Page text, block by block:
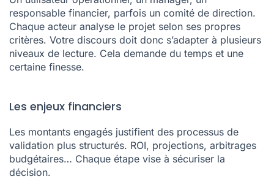
responsable financier, parfois un comité de direction.
Chaque acteur analyse le projet selon ses propres
critères. Votre discours doit donc s’adapter à plusieurs
niveaux de lecture. Cela demande du temps et une
certaine finesse.
Les enjeux financiers
Les montants engagés justifient des processus de
validation plus structurés. ROI, projections, arbitrages
budgétaires… Chaque étape vise à sécuriser la
décision.